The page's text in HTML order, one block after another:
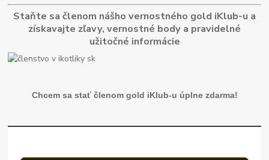
Staňte sa členom nášho vernostného gold iKlub-u a
získavajte zľavy, vernostné body a pravidelné
užitočné informácie
Chcem sa stať členom gold iKlub-u úplne zdarma!